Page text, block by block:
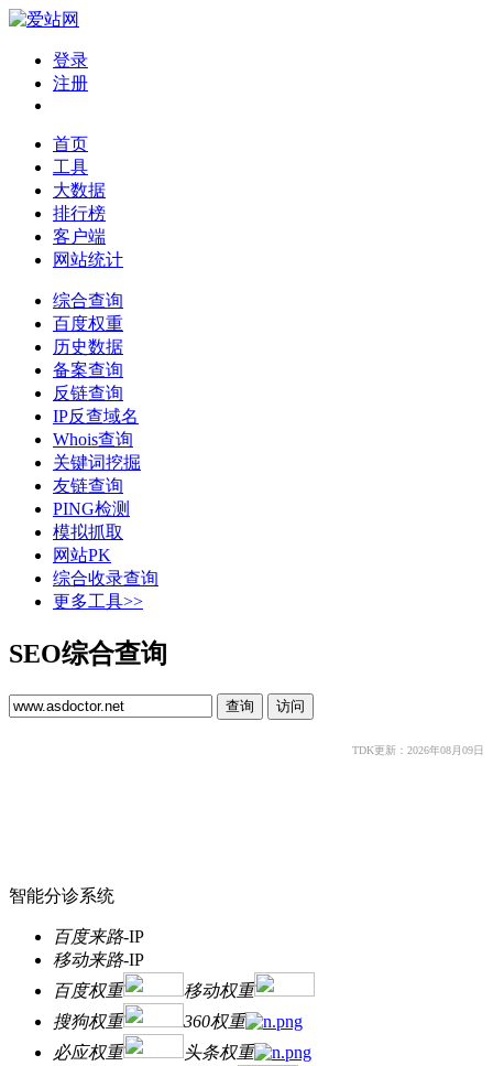
登录
注册
首页
工具
大数据
排行榜
客户端
网站统计
综合查询
百度权重
历史数据
备案查询
反链查询
IP反查域名
Whois查询
关键词挖掘
友链查询
PING检测
模拟抓取
网站PK
综合收录查询
更多工具>>
SEO综合查询
TDK更新：2026年08月09日
智能分诊系统
百度来路-IP
移动来路-IP
百度权重
移动权重
搜狗权重
360权重
必应权重
头条权重